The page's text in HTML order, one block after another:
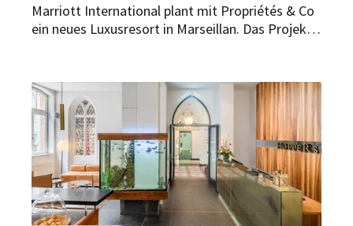
Marriott International plant mit Propriétés & Co
ein neues Luxusresort in Marseillan. Das Projekt
bringen.